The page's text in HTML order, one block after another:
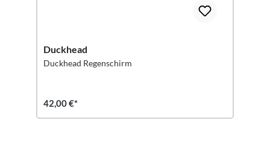
Duckhead
Duckhead Regenschirm
42,00 €*